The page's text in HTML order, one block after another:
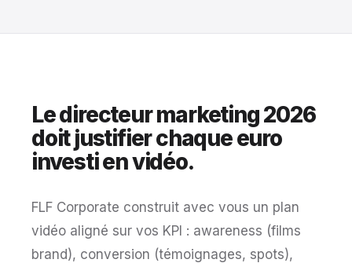
Le directeur marketing 2026
doit justifier chaque euro
investi en vidéo.
FLF Corporate construit avec vous un plan
vidéo aligné sur vos KPI : awareness (films
brand), conversion (témoignages, spots),